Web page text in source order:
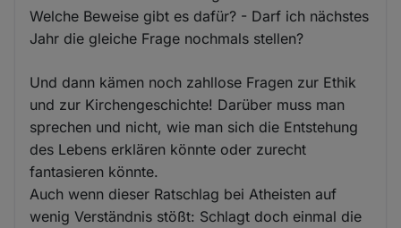
Welche Beweise gibt es dafür? - Darf ich nächstes
Jahr die gleiche Frage nochmals stellen?
Und dann kämen noch zahllose Fragen zur Ethik
und zur Kirchengeschichte! Darüber muss man
sprechen und nicht, wie man sich die Entstehung
des Lebens erklären könnte oder zurecht
fantasieren könnte.
Auch wenn dieser Ratschlag bei Atheisten auf
wenig Verständnis stößt: Schlagt doch einmal die